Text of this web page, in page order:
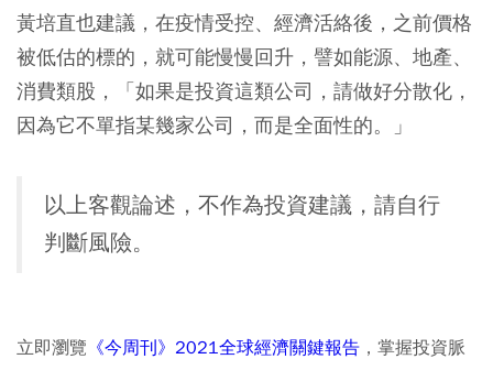
黃培直也建議，在疫情受控、經濟活絡後，之前價格
被低估的標的，就可能慢慢回升，譬如能源、地產、
消費類股，「如果是投資這類公司，請做好分散化，
因為它不單指某幾家公司，而是全面性的。」
以上客觀論述，不作為投資建議，請自行
判斷風險。
立即瀏覽 《今周刊》2021全球經濟關鍵報告 ，掌握投資脈